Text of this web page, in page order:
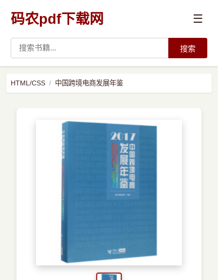
码农pdf下载网 ☰
预订书籍
搜索
HTML/CSS 中国跨境电商发展年鉴